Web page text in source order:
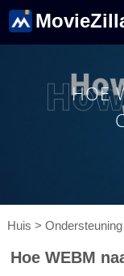
HOE
Huis > Ondersteuning
Hoe WEBM